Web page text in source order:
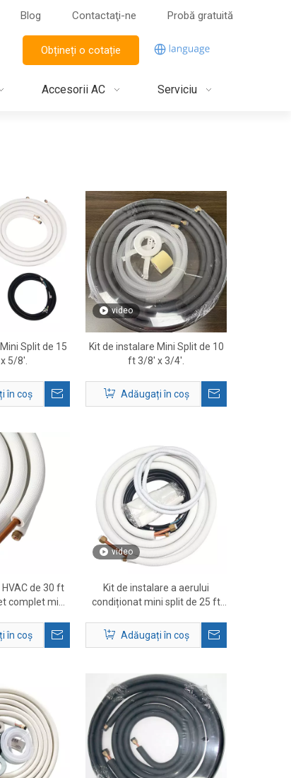
Blog Contactaţi-ne Probă gratuită
Obțineți o cotație
Accesorii AC Serviciu
Split de 15
5/8'.
în coș
video
Kit de instalare Mini Split de 10
ft 3/8' x 3/4'.
Adăugați în coș
de 30 ft
complet mini
în coș
video
Kit de instalare a aerului
condiționat mini split de 25 ft
linii HVAC
Adăugați în coș